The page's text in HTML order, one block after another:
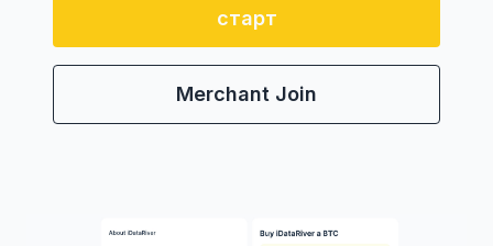
старт
Merchant Join